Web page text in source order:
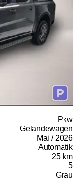
Pkw
Geländewagen
Mai / 2026
Automatik
25 km
5
Grau